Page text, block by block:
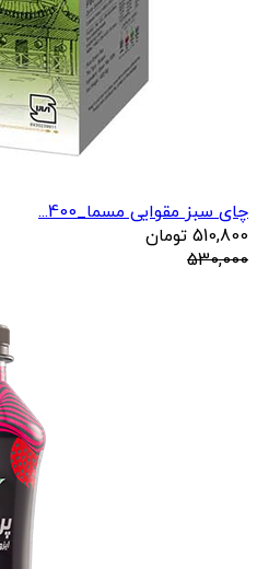
چای سبز مقوایی مسما_400...
510,800 تومان
530,000